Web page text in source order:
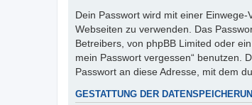
Dein Passwort wird mit einer
Webseiten zu verwenden. Das
Betreibers, von phpBB Limited oder
mein Passwort vergessen“ benutzen.
Passwort an diese Adresse, mit dem
GESTATTUNG DER